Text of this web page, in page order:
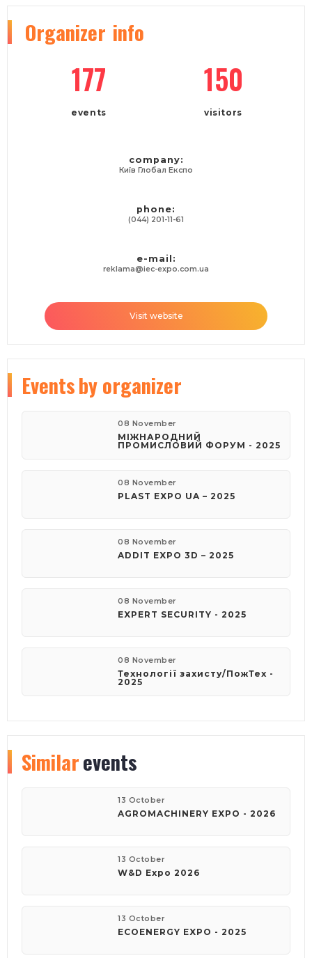
Organizer info
177
events
150
visitors
company:
Київ Глобал Експо
phone:
(044) 201-11-61
e-mail:
reklama@iec-expo.com.ua
Visit website
Eventsby organizer
08 November
МІЖНАРОДНИЙ
ПРОМИСЛОВИЙ ФОРУМ - 2025
08 November
PLAST EXPO UA – 2025
08 November
ADDIT EXPO 3D – 2025
08 November
EXPERT SECURITY - 2025
08 November
Технології захисту/ПожТех -
2025
Similarevents
13 October
AGROMACHINERY EXPO - 2026
13 October
W&D Expo 2026
13 October
ECOENERGY EXPO - 2025